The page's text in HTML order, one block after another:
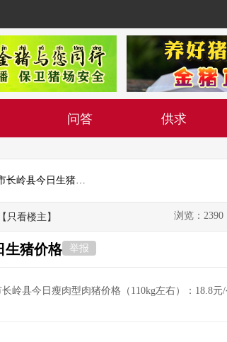
问答 供求
2019年7月10日吉林省松原市长岭县今日生猪价格
【只看楼主】 浏览：
生猪价格 举报
岭县今日瘦肉型肉猪价格（110kg左右）：18.8元